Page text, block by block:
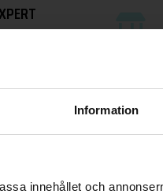
Information
innehållet och
säger